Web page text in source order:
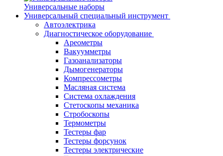
Универсальные наборы
Универсальный специальный инструмент
Автоэлектрика
Диагностическое оборудование
Ареометры
Вакуумметры
Газоанализаторы
Дымогенераторы
Компрессометры
Масляная система
Система охлаждения
Стетоскопы механика
Стробоскопы
Термометры
Тестеры фар
Тестеры форсунок
Тестеры электрические